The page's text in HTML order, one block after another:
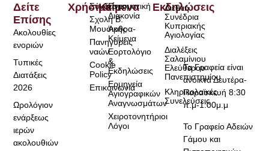
Τα Γραφεία είναι
ανοικτά Δευτέρα-
Παρασκευή 8:30
π.μ-1:00μ.μ
Το Γραφείο Αδειών
Γάμου και
Χρήσιμα
Σύνδεσμοι
Σχολή Β.
Μουσικής
Πανηγύρεις
ναών
Cookie
Policy
Επικοινωνία
Κείμενα
Πνευματική
Διακονία
Άρθρα-
Κείμενα
Εορτολόγιο
&
Εκδηλώσεις
Ερμηνεία
Αγιογραφικών
Αναγνωσμάτων
Χειροτονητήριοι
Λόγοι
Δείτε
Επίσης
Ακολουθίες
ενοριών
Τυπικές
Διατάξεις
2026
Ωρολόγιον
ενάρξεως
ιερών
ακολουθιών
Εκδηλώσεις
Διεθνή
Συνέδρια
Κυπριακής
Αγιολογίας
Διαλέξεις
Σαλαμίνιου
Ελεύθερου
Πανεπιστημίου
Κληρικολαϊκές
Συνελεύσεις